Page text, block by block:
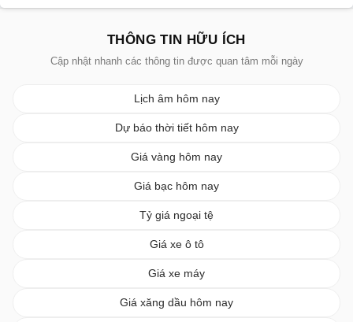
THÔNG TIN HỮU ÍCH
Cập nhật nhanh các thông tin được quan tâm mỗi ngày
Lịch âm hôm nay
Dự báo thời tiết hôm nay
Giá vàng hôm nay
Giá bạc hôm nay
Tỷ giá ngoại tệ
Giá xe ô tô
Giá xe máy
Giá xăng dầu hôm nay